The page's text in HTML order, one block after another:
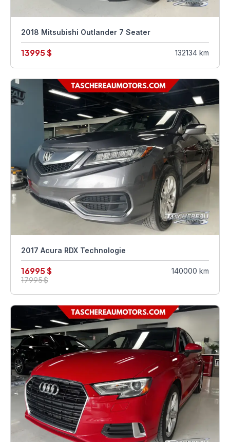
2018 Mitsubishi Outlander 7 Seater
13995 $ 132134 km
2017 Acura RDX Technologie
16995 $
17995 $
140000 km